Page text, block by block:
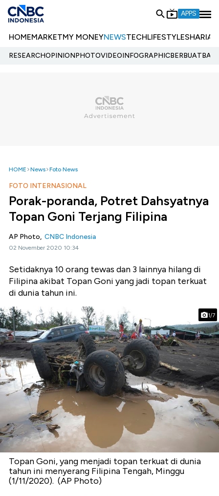
APPS
HOMEMARKETMY MONEYNEWSTECHLIFESTYLESHARIA
RESEARCHOPINIONPHOTOVIDEOINFOGRAPHIC
HOME News Foto News
FOTO INTERNASIONAL
Porak-poranda, Potret Dahsyatnya
Topan Goni Terjang Filipina
AP Photo, CNBC Indonesia
02 November 2020 10:34
Setidaknya 10 orang tewas dan 3 lainnya hilang di
Filipina akibat Topan Goni yang jadi topan terkuat
di dunia tahun ini.
1/7
Topan Goni, yang menjadi topan terkuat di dunia
tahun ini menyerang Filipina Tengah, Minggu
(1/11/2020). (AP Photo)